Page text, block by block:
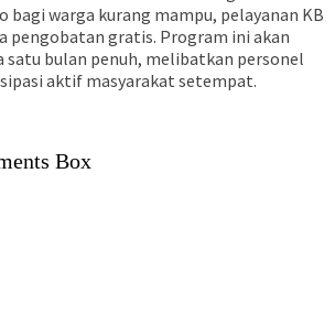
bagi warga kurang mampu, pelayanan KB
pengobatan gratis. Program ini akan
satu bulan penuh, melibatkan personel
aktif masyarakat setempat.
Box